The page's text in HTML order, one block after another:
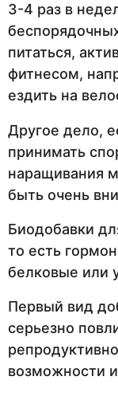
3-4 раз в
питаться,
фитнесом,
ездить на
Другое дело,
принимать
наращивания
быть очень
Биодобавки
то есть
белковые или
Первый вид
серьезно
возможности